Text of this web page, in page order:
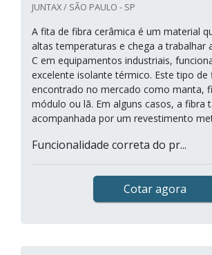
JUNTAX / SÃO PAULO - SP
A fita de fibra cerâmica é um material
altas temperaturas e chega a trabalhar
C em equipamentos industriais,
excelente isolante térmico. Este tipo de
encontrado no mercado como manta,
módulo ou lã. Em alguns casos, a fibra
acompanhada por um revestimento
Funcionalidade correta do pr...
Cotar agora